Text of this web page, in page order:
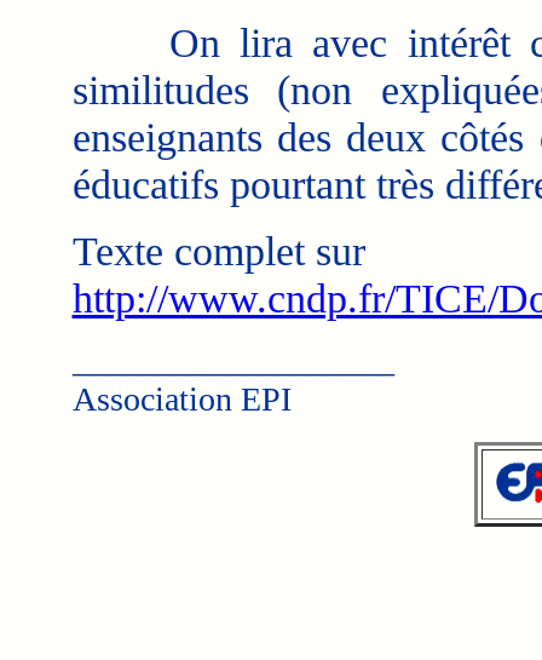
On lira avec intérêt
similitudes (non
enseignants des deux
éducatifs pourtant très
Texte complet sur
http://www.cndp.fr/TICE/
Association EPI